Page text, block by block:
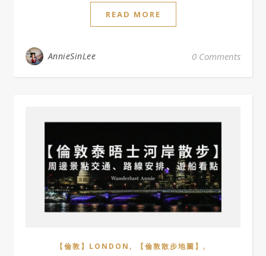
READ MORE
AnnieSinLee 0 Comments
【倫敦】LONDON , 【倫敦散步地圖】 ,